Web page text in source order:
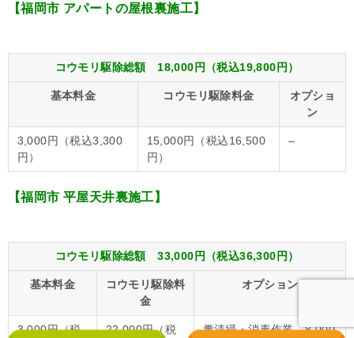
【福岡市 アパートの屋根裏施工】
コウモリ駆除総額 18,000円（税込19,800円）
基本料金 コウモリ駆除料金
オプショ
ン
3,000円（税込3,300
円）
15,000円（税込16,500
円）
–
【福岡市 平屋天井裏施工】
コウモリ駆除総額 33,000円（税込36,300円）
基本料金
コウモリ駆除料
金
オプション
3,000円（税 22,000円（税 糞清掃・消毒作業…8,000